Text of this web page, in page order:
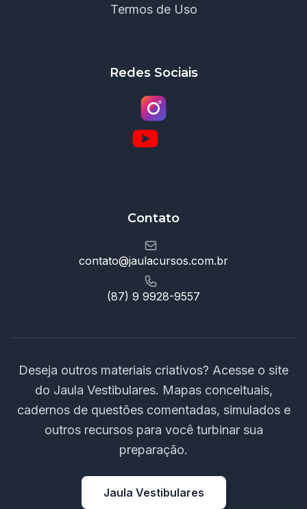
Termos de Uso
Redes Sociais
Contato
contato@jaulacursos.com.br
(87) 9 9928-9557
Deseja outros materiais criativos? Acesse o site
do Jaula Vestibulares. Mapas conceituais,
cadernos de questões comentadas, simulados e
outros recursos para você turbinar sua
preparação.
Jaula Vestibulares